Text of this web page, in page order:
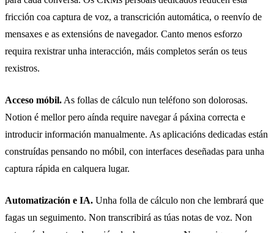
fricción coa captura de voz, a transcrición automática, o reenvío de
mensaxes e as extensións de navegador. Canto menos esforzo
requira rexistrar unha interacción, máis completos serán os teus
rexistros.
Acceso móbil. As follas de cálculo nun teléfono son dolorosas.
Notion é mellor pero aínda require navegar á páxina correcta e
introducir información manualmente. As aplicacións dedicadas están
construídas pensando no móbil, con interfaces deseñadas para unha
captura rápida en calquera lugar.
Automatización e IA. Unha folla de cálculo non che lembrará que
fagas un seguimento. Non transcribirá as túas notas de voz. Non